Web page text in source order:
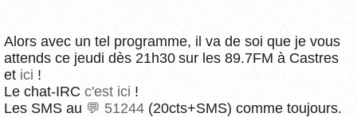
Alors avec un tel programme, il va de soi que je vous
attends ce jeudi dès 21h30 sur les 89.7FM à Castres
et ici !
Le chat-IRC c'est ici !
Les SMS au
51244 (20cts+SMS) comme toujours.